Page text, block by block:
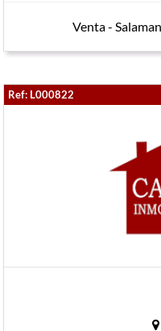
Venta -
Ref: L000822